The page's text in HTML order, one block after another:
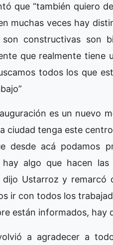
que “también quiero
muchas veces hay
constructivas son
que realmente tiene
todos los que
es un nuevo
ciudad tenga este
desde acá podamos
hay algo que hacen
dijo Ustarroz y
ir con todos los
están informados, hay
a agradecer a